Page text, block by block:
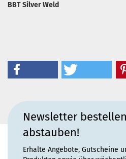
BBT Silver Weld
Newsletter
abstauben!
Erhalte Angebote, Gutscheine